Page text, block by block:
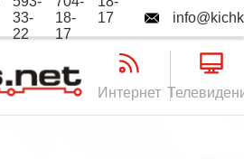
33-
22
18-
17
17
Интернет